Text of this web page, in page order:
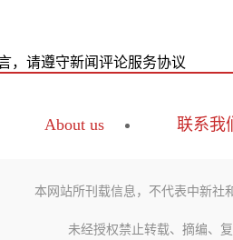
，请遵守新闻评论服务协议
About us 联系我
本网站所刊载信息，不代表中新社
未经授权禁止转载、摘编、